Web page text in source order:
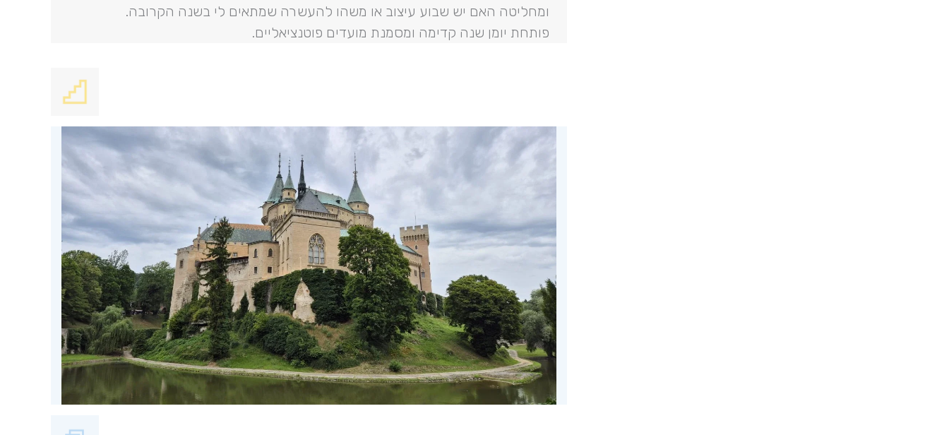
ומחליטה האם יש שבוע עיצוב או משהו להעשרה שמתאים לי בשנה הקרובה.
פותחת יומן שנה קדימה ומסמנת מועדים פוטנציאליים.